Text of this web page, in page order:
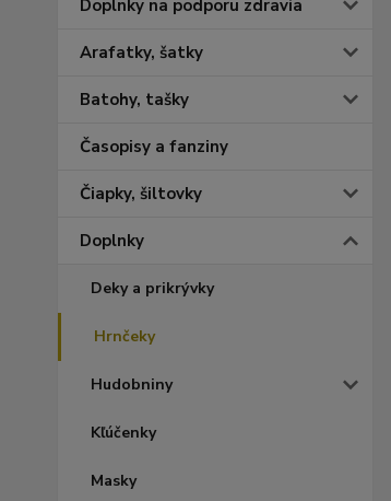
Doplnky na podporu zdravia
Arafatky, šatky
Batohy, tašky
Časopisy a fanziny
Čiapky, šiltovky
Doplnky
Deky a prikrývky
Hrnčeky
Hudobniny
Kľúčenky
Masky